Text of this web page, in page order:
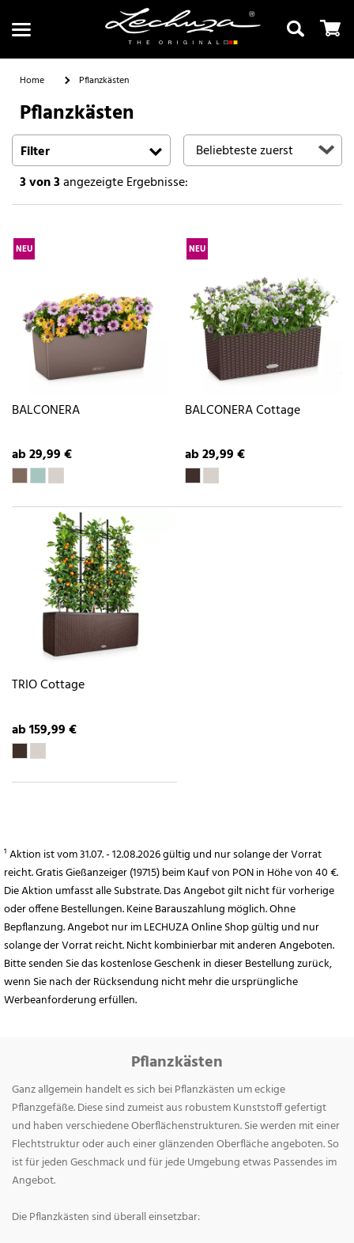
Suchen
Home Pflanzkästen
Pflanzkästen
Filter
3von 3angezeigte Ergebnisse:
NEU
BALCONERA
ab 29,99 €
NEU
BALCONERA Cottage
ab 29,99 €
TRIO Cottage
ab 159,99 €
¹ Aktion ist vom 31.07. - 12.08.2026 gültig und nur solange der Vorrat
reicht. Gratis Gießanzeiger (19715) beim Kauf von PON in Höhe von 40 €.
Die Aktion umfasst alle Substrate. Das Angebot gilt nicht für vorherige
oder offene Bestellungen. Keine Barauszahlung möglich. Ohne
Bepflanzung. Angebot nur im LECHUZA Online Shop gültig und nur
solange der Vorrat reicht. Nicht kombinierbar mit anderen Angeboten.
Bitte senden Sie das kostenlose Geschenk in dieser Bestellung zurück,
wenn Sie nach der Rücksendung nicht mehr die ursprüngliche
Werbeanforderung erfüllen.
Pflanzkästen
Ganz allgemein handelt es sich bei Pflanzkästen um eckige
Pflanzgefäße. Diese sind zumeist aus robustem Kunststoff gefertigt
und haben verschiedene Oberflächenstrukturen. Sie werden mit einer
Flechtstruktur oder auch einer glänzenden Oberfläche angeboten. So
ist für jeden Geschmack und für jede Umgebung etwas Passendes im
Angebot.
Die Pflanzkästen sind überall einsetzbar: